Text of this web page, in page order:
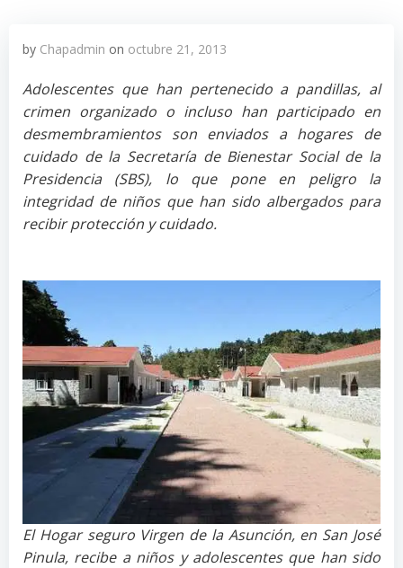
by Chapadmin on octubre 21, 2013
Adolescentes que han pertenecido a pandillas, al
crimen organizado o incluso han participado en
desmembramientos son enviados a hogares de
cuidado de la Secretaría de Bienestar Social de la
Presidencia (SBS), lo que pone en peligro la
integridad de niños que han sido albergados para
recibir protección y cuidado.
El Hogar seguro Virgen de la Asunción, en San José
Pinula, recibe a niños y adolescentes que han sido